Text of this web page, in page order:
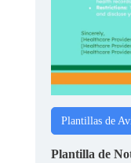
Plantillas de
Plantilla de